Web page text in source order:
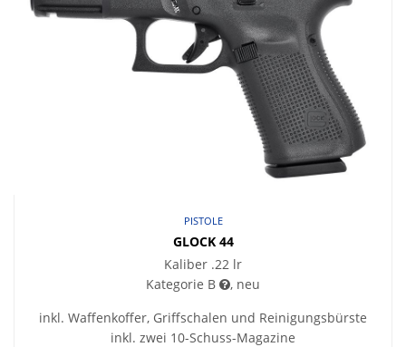
PISTOLE
GLOCK 44
Kaliber .22 lr
Kategorie B
, neu
inkl. Waffenkoffer, Griffschalen und Reinigungsbürste
inkl. zwei 10-Schuss-Magazine